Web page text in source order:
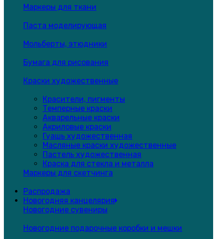
Маркеры для ткани
Паста моделирующая
Мольберты, этюдники
Бумага для рисования
Краски художественные
Красители, пигменты
Темперные краски
Акварельные краски
Акриловые краски
Гуашь художественная
Масляные краски художественные
Пастель художественная
Краска для стекла и металла
Маркеры для скетчинга
Распродажа
Новогодняя канцелярия
Новогодние сувениры
Новогодние подарочные коробки и мешки